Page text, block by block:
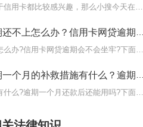
怎么办？信用卡网贷逾期会不会坐牢？
补救措施有什么？逾期一个月还款后还能用吗？